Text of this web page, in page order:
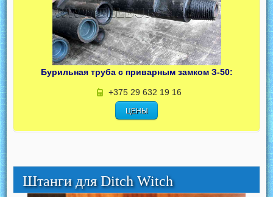
Бурильная труба с приварным замком З-50:
+375 29 632 19 16
ЦЕНЫ
Штанги для Ditch Witch